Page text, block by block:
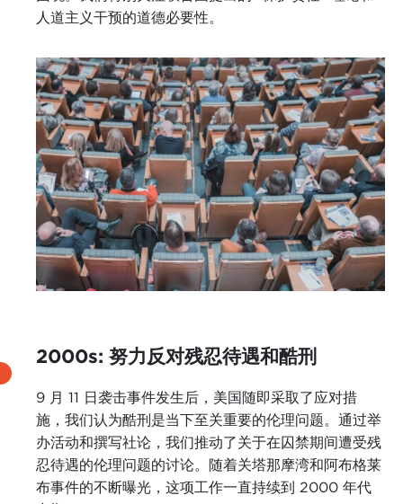
人道主义干预的道德必要性。
2000s: 努力反对残忍待遇和酷刑
9 月 11 日袭击事件发生后，美国随即采取了应对措
施，我们认为酷刑是当下至关重要的伦理问题。通过举
办活动和撰写社论，我们推动了关于在囚禁期间遭受残
忍待遇的伦理问题的讨论。随着关塔那摩湾和阿布格莱
布事件的不断曝光，这项工作一直持续到 2000 年代